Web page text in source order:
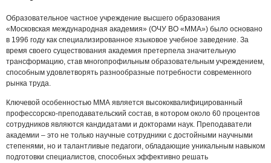
Образовательное частное учреждение высшего образования
«Московская международная академия» (ОЧУ ВО «ММА») было основано
в 1996 году как специализированное языковое учебное заведение. За
время своего существования академия претерпела значительную
трансформацию, став многопрофильным образовательным учреждением,
способным удовлетворять разнообразные потребности современного
рынка труда.
Ключевой особенностью ММА является высококвалифицированный
профессорско-преподавательский состав, в котором около 60 процентов
сотрудников являются кандидатами и докторами наук. Преподаватели
академии – это не только научные сотрудники с достойными научными
степенями, но и талантливые педагоги, обладающие уникальным навыком
подготовки специалистов, способных эффективно решать